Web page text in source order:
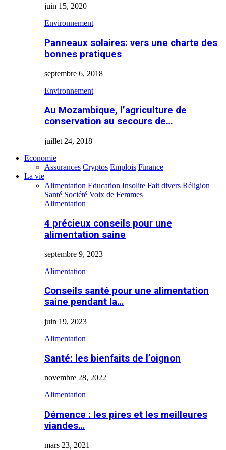
juin 15, 2020
Environnement
Panneaux solaires: vers une charte des
bonnes pratiques
septembre 6, 2018
Environnement
Au Mozambique, l’agriculture de
conservation au secours de…
juillet 24, 2018
Economie
Assurances Cryptos Emplois Finance
La vie
Alimentation Education Insolite Fait divers Réligion
Santé Société Voix de Femmes
Alimentation
4 précieux conseils pour une
alimentation saine
septembre 9, 2023
Alimentation
Conseils santé pour une alimentation
saine pendant la…
juin 19, 2023
Alimentation
Santé: les bienfaits de l’oignon
novembre 28, 2022
Alimentation
Démence : les pires et les meilleures
viandes…
mars 23, 2021